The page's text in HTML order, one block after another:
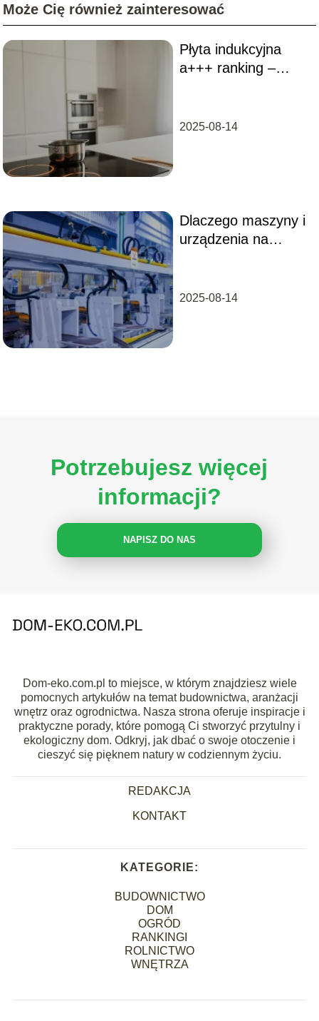
Może Cię również zainteresować
Płyta indukcyjna
a+++ ranking –
2025-08-14
Dlaczego maszyny i
urządzenia na
nowoczesnej
2025-08-14
Potrzebujesz więcej
informacji?
NAPISZ DO NAS
Dom-eko.com.pl to miejsce, w którym znajdziesz wiele
pomocnych artykułów na temat budownictwa, aranżacji
wnętrz oraz ogrodnictwa. Nasza strona oferuje inspiracje i
praktyczne porady, które pomogą Ci stworzyć przytulny i
ekologiczny dom. Odkryj, jak dbać o swoje otoczenie i
cieszyć się pięknem natury w codziennym życiu.
REDAKCJA
KONTAKT
KATEGORIE:
BUDOWNICTWO
DOM
OGRÓD
RANKINGI
ROLNICTWO
WNĘTRZA